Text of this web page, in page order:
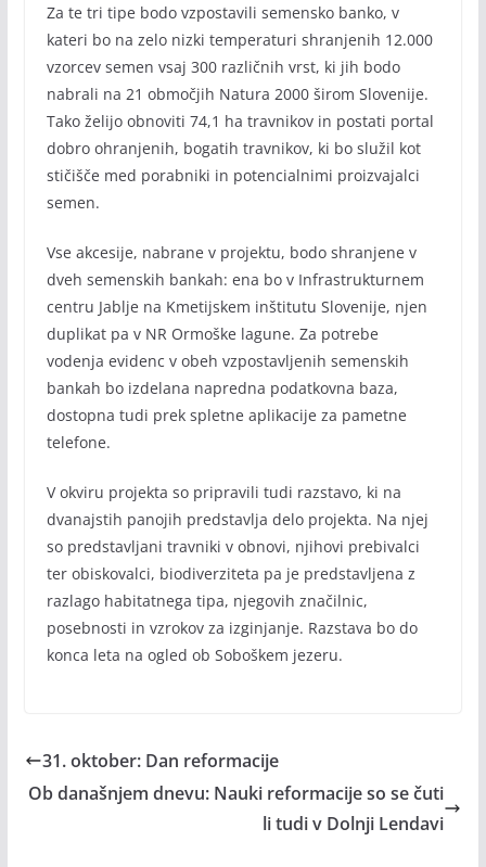
Za te tri tipe bodo vzpostavili semensko banko, v
kateri bo na zelo nizki temperaturi shranjenih 12.000
vzorcev semen vsaj 300 različnih vrst, ki jih bodo
nabrali na 21 območjih Natura 2000 širom Slovenije.
Tako želijo obnoviti 74,1 ha travnikov in postati portal
dobro ohranjenih, bogatih travnikov, ki bo služil kot
stičišče med porabniki in potencialnimi proizvajalci
semen.
Vse akcesije, nabrane v projektu, bodo shranjene v
dveh semenskih bankah: ena bo v Infrastrukturnem
centru Jablje na Kmetijskem inštitutu Slovenije, njen
duplikat pa v NR Ormoške lagune. Za potrebe
vodenja evidenc v obeh vzpostavljenih semenskih
bankah bo izdelana napredna podatkovna baza,
dostopna tudi prek spletne aplikacije za pametne
telefone.
V okviru projekta so pripravili tudi razstavo, ki na
dvanajstih panojih predstavlja delo projekta. Na njej
so predstavljani travniki v obnovi, njihovi prebivalci
ter obiskovalci, biodiverziteta pa je predstavljena z
razlago habitatnega tipa, njegovih značilnic,
posebnosti in vzrokov za izginjanje. Razstava bo do
konca leta na ogled ob Soboškem jezeru.
31. oktober: Dan reformacije
Ob današnjem dnevu: Nauki reformacije so se čuti
li tudi v Dolnji Lendavi